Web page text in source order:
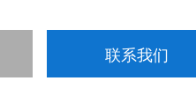
联系我们